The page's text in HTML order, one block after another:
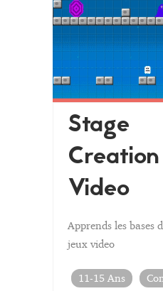
Stage
Video
Apprends les bases
jeux video
11-15 Ans